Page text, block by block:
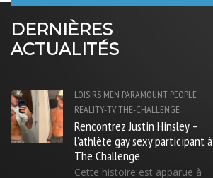
DERNIÈRES
ACTUALITÉS
LOISIRS MEN PARAMOUNT PEOPLE
REALITY-TVTHE-CHALLENGE
Rencontrez Justin Hinsley –
l'athlète gay sexy participant à
The Challenge
Cette histoire est apparue à